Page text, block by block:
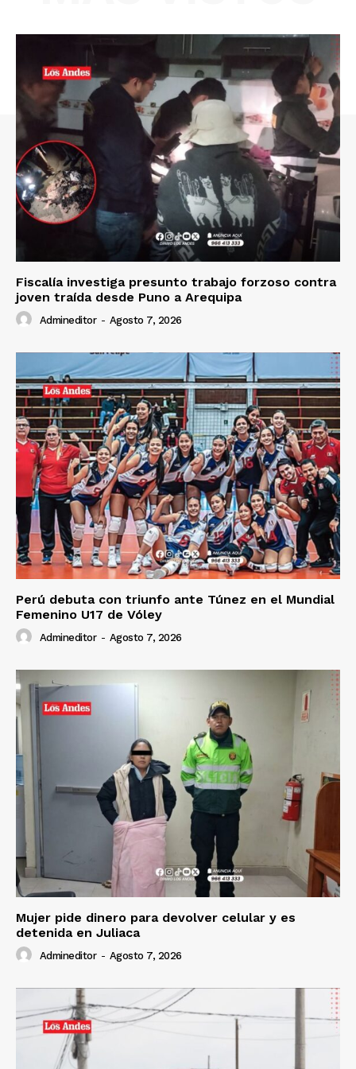
SUSCRIBETE
Diario los Andes
Nosotros
Contacto
Fiscalía investiga presunto trabajo forzoso contra
joven traída desde Puno a Arequipa
Admineditor - Agosto 7, 2026
Perú debuta con triunfo ante Túnez en el Mundial
Femenino U17 de Vóley
Admineditor - Agosto 7, 2026
Mujer pide dinero para devolver celular y es
detenida en Juliaca
Admineditor - Agosto 7, 2026